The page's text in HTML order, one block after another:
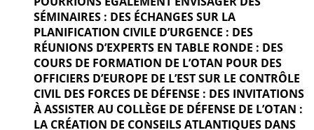
SÉMINAIRES : DES ÉCHANGES SUR LA
PLANIFICATION CIVILE D’URGENCE : DES
RÉUNIONS D’EXPERTS EN TABLE RONDE : DES
COURS DE FORMATION DE L’OTAN POUR DES
OFFICIERS D’EUROPE DE L’EST SUR LE CONTRÔLE
CIVIL DES FORCES DE DÉFENSE : DES INVITATIONS
À ASSISTER AU COLLÈGE DE DÉFENSE DE L’OTAN :
LA CRÉATION DE CONSEILS ATLANTIQUES DANS